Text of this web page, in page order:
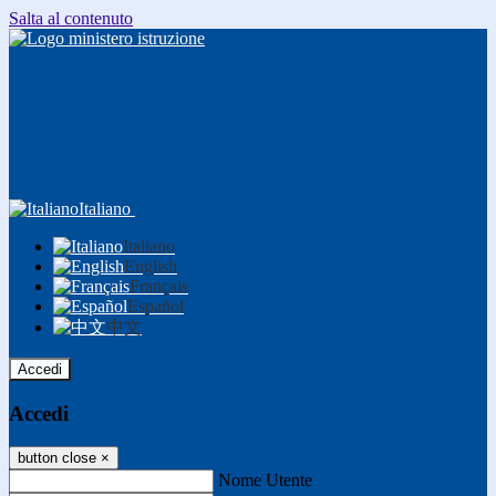
Salta al contenuto
Italiano
Italiano
English
Français
Español
中文
Accedi
Accedi
button close ×
Nome Utente